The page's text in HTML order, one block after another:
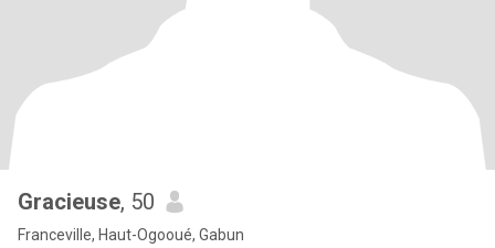
Gracieuse, 50
Franceville, Haut-Ogooué, Gabun